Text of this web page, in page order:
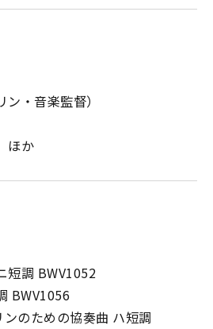
・音楽監督）
ほか
短調 BWV1052
BWV1056
のための協奏曲 ハ短調